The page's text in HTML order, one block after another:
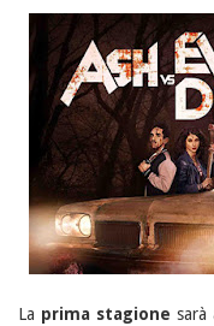
La prima stagione sarà